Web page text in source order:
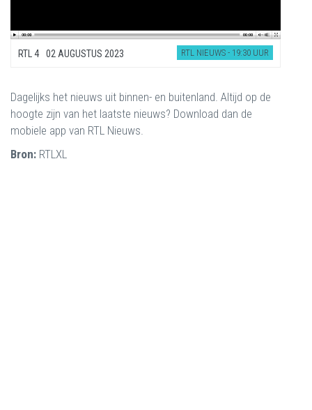
RTL 4 02 AUGUSTUS 2023 RTL NIEUWS - 19:30 UUR
Dagelijks het nieuws uit binnen- en buitenland. Altijd op de
hoogte zijn van het laatste nieuws? Download dan de
mobiele app van RTL Nieuws.
Bron: RTLXL